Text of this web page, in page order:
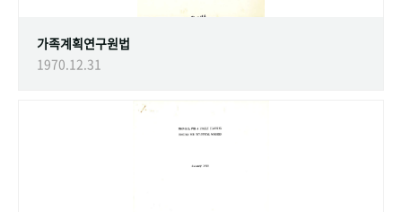
가족계획연구원법
1970.12.31